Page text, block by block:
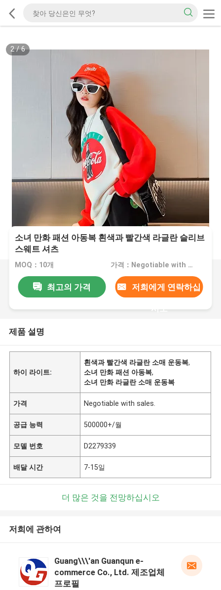
2/6
소녀 만화 패션 아동복 흰색과 빨간색 라글란 슬리브
스웨트 셔츠
MOQ：10개 가격：Negotiable with sales.
최고의 가격 저희에게 연락하십
시오
제품 설명
하이 라이트:
흰색과 빨간색 라글란 소매 운동복,
소녀 만화 패션 아동복,
소녀 만화 라글란 소매 운동복
가격 Negotiable with sales.
공급 능력 500000+/월
모델 번호 D2279339
배달 시간 7-15일
더 많은 것을 전망하십시오
저희에 관하여
Guang\\\'an Guanqun e-
commerce Co., Ltd. 제조업체
프로필